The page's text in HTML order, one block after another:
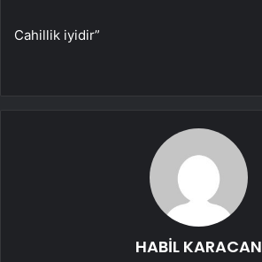
Cahillik iyidir”
HABİL KARACAN